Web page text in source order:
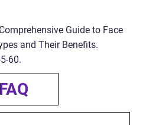
Guide to Face
and Their Benefits.
60.
FAQ